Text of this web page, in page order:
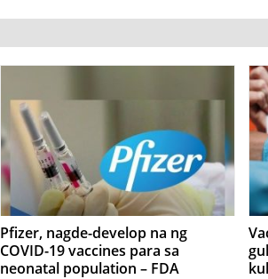
Pfizer, nagde-develop na ng
COVID-19 vaccines para sa
neonatal population – FDA